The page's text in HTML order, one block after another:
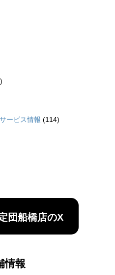
ービス情報 (114)
団船橋店のX
情報